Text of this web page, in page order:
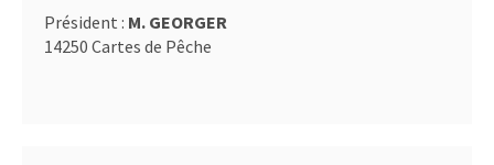
Président : M. GEORGER
14250 Cartes de Pêche